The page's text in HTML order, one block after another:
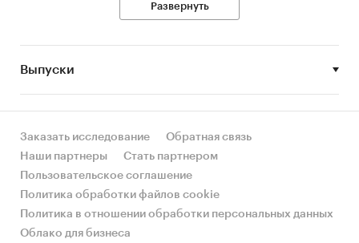
Карачаево-Черкесской Республике, много это
России?
• Рынок растет или снижается? Если растет, то
за счет реального спроса или за счет
динамикой других регионов?
• Какое место регион занимает в России и в
своем федеральном округе по объему продаж
и по продажам на душу населения?
• К какому сегменту можно отнести рынок по
Развернуть
Выпуски
Заказать исследование
Обратная связь
Наши партнеры
Стать партнером
Пользовательское соглашение
Политика обработки файлов cookie
Политика в отношении обработки персональных данных
Облако для бизнеса